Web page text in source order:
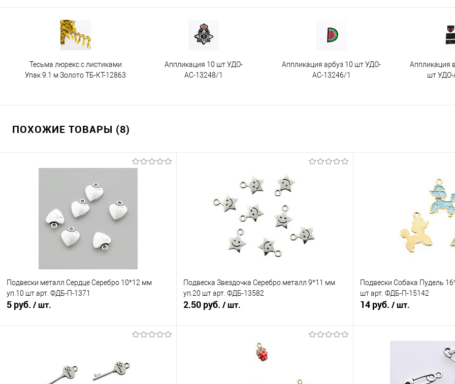
Тесьма люрекс с листиками
Упак 9.1 м Золото ТБ-КТ-12863
Аппликация 10 шт УДО-
АС-13248/1
Аппликация арбуз 10 шт УДО-
АС-13246/1
Аппликация
шт
ПОХОЖИЕ ТОВАРЫ (8)
Подвески металл Сердце Серебро 10*12 мм
уп.10 шт арт. ФДБ-П-1371
5 руб. / шт.
Подвеска Звездочка Серебро металл 9*11 мм
уп.20 шт арт. ФДБ-13582
2.50 руб. / шт.
В корзину
Подвески Собака Пудель
шт арт. ФДБ-П-15142
14 руб. / шт.
В